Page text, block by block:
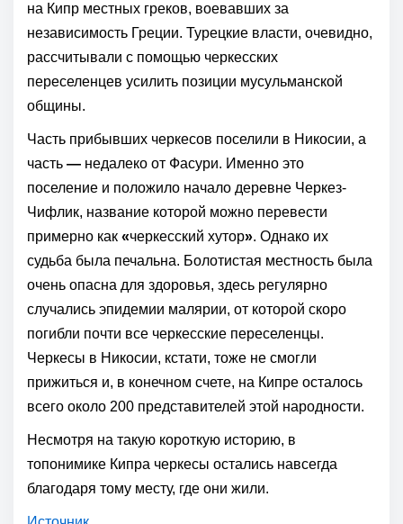
на Кипр местных греков, воевавших за
независимость Греции. Турецкие власти, очевидно,
рассчитывали с помощью черкесских
переселенцев усилить позиции мусульманской
общины.
Часть прибывших черкесов поселили в Никосии, а
часть — недалеко от Фасури. Именно это
поселение и положило начало деревне Черкез-
Чифлик, название которой можно перевести
примерно как «черкесский хутор». Однако их
судьба была печальна. Болотистая местность была
очень опасна для здоровья, здесь регулярно
случались эпидемии малярии, от которой скоро
погибли почти все черкесские переселенцы.
Черкесы в Никосии, кстати, тоже не смогли
прижиться и, в конечном счете, на Кипре осталось
всего около 200 представителей этой народности.
Несмотря на такую короткую историю, в
топонимике Кипра черкесы остались навсегда
благодаря тому месту, где они жили.